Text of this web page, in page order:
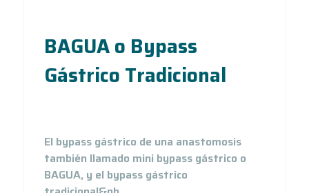
BAGUA o Bypass
Gástrico Tradicional
El bypass gástrico de una anastomosis
también llamado mini bypass gástrico o
BAGUA, y el bypass gástrico